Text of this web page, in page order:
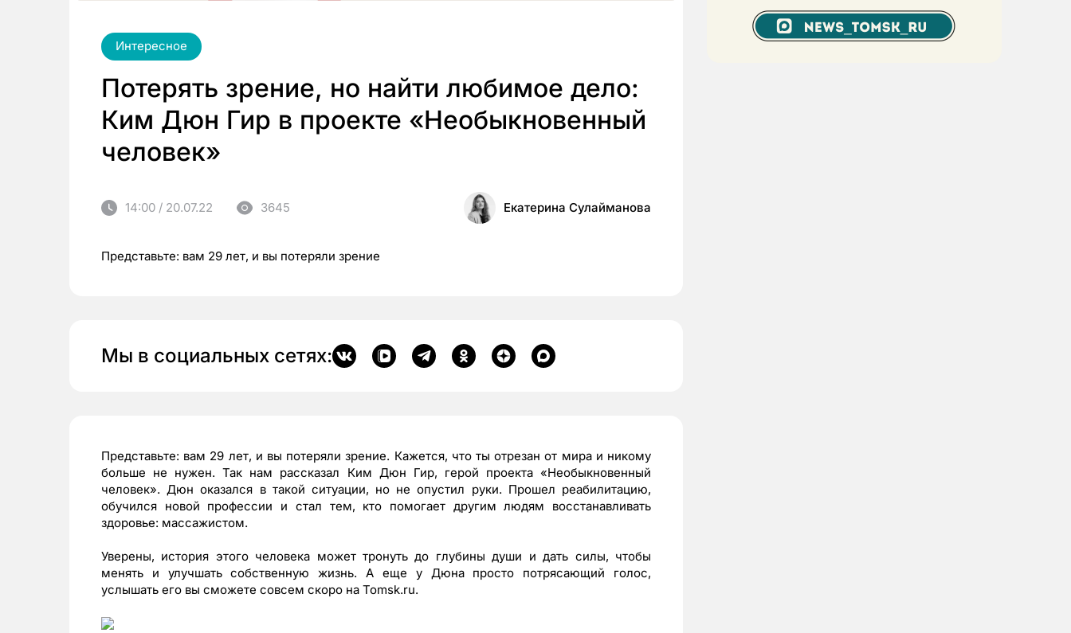
Интересное
Потерять зрение, но найти любимое дело:
Ким Дюн Гир в проекте «Необыкновенный
человек»
14:00 / 20.07.22 3645 Екатерина Сулайманова
Представьте: вам 29 лет, и вы потеряли зрение
Мы в социальных сетях:
Представьте: вам 29 лет, и вы потеряли зрение. Кажется, что ты отрезан от мира и никому
больше не нужен. Так нам рассказал Ким Дюн Гир, герой проекта «Необыкновенный
человек». Дюн оказался в такой ситуации, но не опустил руки. Прошел реабилитацию,
обучился новой профессии и стал тем, кто помогает другим людям восстанавливать
здоровье: массажистом.
Уверены, история этого человека может тронуть до глубины души и дать силы, чтобы
менять и улучшать собственную жизнь. А еще у Дюна просто потрясающий голос,
услышать его вы сможете совсем скоро на Tomsk.ru.